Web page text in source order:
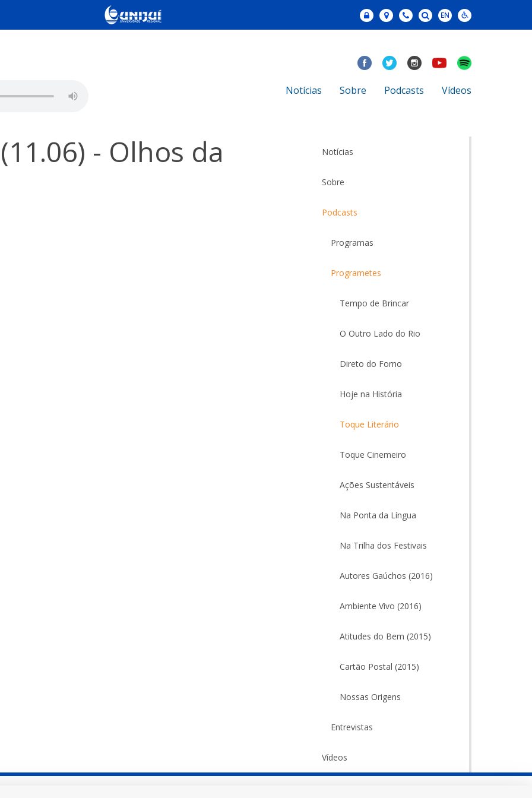
Notícias Sobre Podcasts Vídeos
- Olhos da
Notícias
Sobre
Podcasts
Programas
Programetes
Tempo de Brincar
O Outro Lado do Rio
Direto do Forno
Hoje na História
Toque Literário
Toque Cinemeiro
Ações Sustentáveis
Na Ponta da Língua
Na Trilha dos Festivais
Autores Gaúchos (2016)
Ambiente Vivo (2016)
Atitudes do Bem (2015)
Cartão Postal (2015)
Nossas Origens
Entrevistas
Vídeos